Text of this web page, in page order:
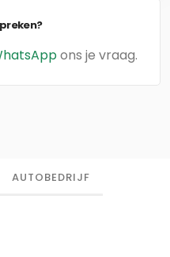
ons je vraag.
AUTOBEDRIJF